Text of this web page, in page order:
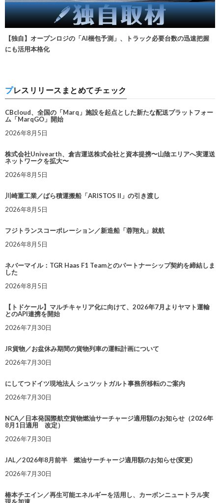
【独自】オープンロジの「AI梱包予測」、トラック必要台数の迅速把握
にも活用本格化
プレスリリースまとめてチェック
CBcloud、全国の「Marq」施設を起点とした新たな配送プラットフォー
ム「MarqGO」開始
2026年8月5日
株式会社Univearth、倉吉運送株式会社と資本提携〜山陰エリアへ実運送
ネットワークを拡大〜
2026年8月5日
川崎重工業／ばら積運搬船「ARISTOS II」の引き渡し
2026年8月5日
フジトランスコーポレーション／新造船「蓉翔丸」就航
2026年8月5日
ネバーマイル：TGR Haas F1 Teamとのパートナーシップ契約を締結しま
した
2026年8月5日
【トドケール】マルチキャリア化に向けて、2026年7月よりヤマト運輸
とのAPI連携を開始
2026年7月30日
JR貨物／お盆休み期間の貨物列車の運転計画について
2026年7月30日
にしてつドイツ現地法人 シュツットガルト事務所移転のご案内
2026年7月30日
NCA／日本発国際航空貨物燃油サーチャージ適用額のお知らせ（2026年
8月1日適用 改定）
2026年7月30日
JAL／2026年8月前半 燃油サーチャージ適用額のお知らせ(変更)
2026年7月30日
椿本チエイン／再生可能エネルギーを活用し、カーボンニュートラル実